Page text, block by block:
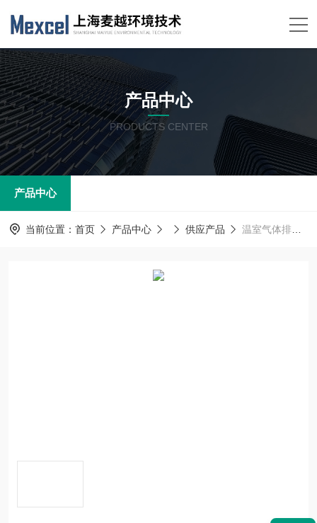
产品中心
PRODUCTS CENTER
产品中心
当前位置： 首页 产品中心 供应产品 温室气体排放气象监测厂家 碳监测有毒气体报警系统